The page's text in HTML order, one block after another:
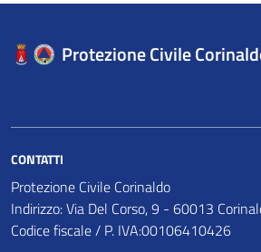
Protezione Civile
CONTATTI
Protezione Civile Corinaldo
Indirizzo: Via Del Corso, 9 - 60013
Codice fiscale / P. IVA:00106410426